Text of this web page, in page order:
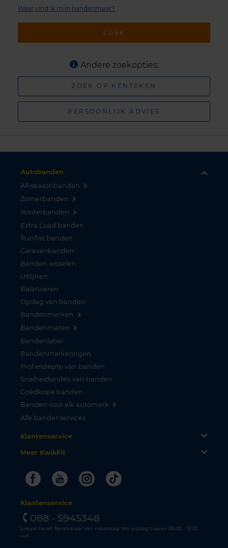
ZOEK
Waar vind ik mijn bandenmaat?
Andere zoekopties:
ZOEK OP KENTEKEN
PERSOONLIJK ADVIES
Autobanden
All-seasonbanden
Zomerbanden
Winterbanden
Extra Load banden
Runflat banden
Caravanbanden
Banden wisselen
Uitlijnen
Balanceren
Opslag van banden
Bandenmerken
Bandenmaten
Bandenlabel
Bandenmarkeringen
Profieldiepte van banden
Snelheidsindex van banden
Goedkope banden
Banden voor elk automerk
Alle bandenservices
Klantenservice
Meer KwikFit
FacebookYoutubeInstagram
Tiktok
Klantenservice
088 - 5945348
Lokaal tarief. Bereikbaar van maandag t/m vrijdag tussen 08.00 - 17.30
uur.